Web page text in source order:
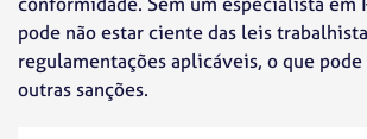
pode não estar ciente das leis
regulamentações aplicáveis, o que
outras sanções.